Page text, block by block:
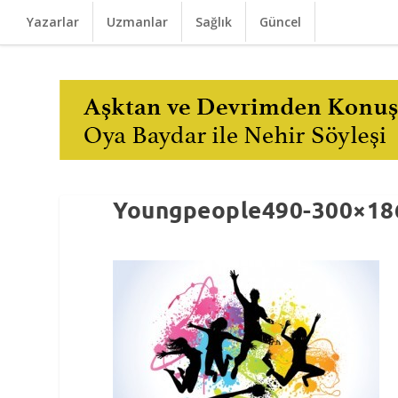
Yazarlar Uzmanlar Sağlık Güncel
Youngpeople490-